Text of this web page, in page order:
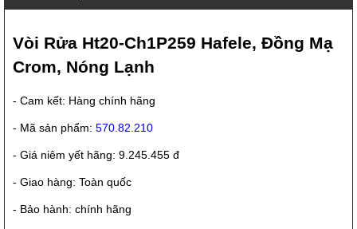
Vòi Rửa Ht20-Ch1P259 Hafele, Đồng Mạ
Crom, Nóng Lạnh
- Cam kết: Hàng chính hãng
- Mã sản phẩm: 570.82.210
- Giá niêm yết hãng: 9.245.455 đ
- Giao hàng: Toàn quốc
- Bảo hành: chính hãng